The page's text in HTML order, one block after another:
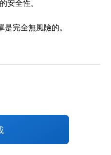
安全性。
完全無風險的。